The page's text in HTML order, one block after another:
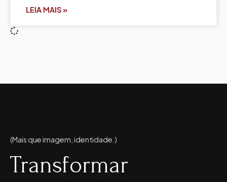
LEIA MAIS »
(Mais que imagem, identidade.)
Transformar